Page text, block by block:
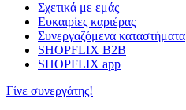
Σχετικά με εμάς
Ευκαιρίες καριέρας
Συνεργαζόμενα καταστήματα
SHOPFLIX B2B
SHOPFLIX app
Γίνε συνεργάτης!